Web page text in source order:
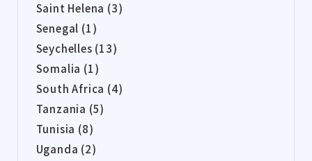
Saint Helena (3)
Senegal (1)
Seychelles (13)
Somalia (1)
South Africa (4)
Tanzania (5)
Tunisia (8)
Uganda (2)